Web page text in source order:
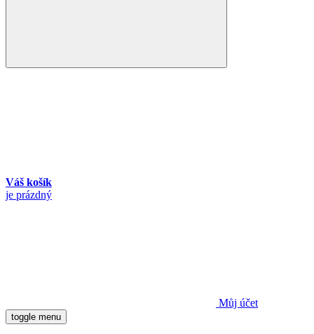
Váš košík
je prázdný
Můj účet
toggle menu